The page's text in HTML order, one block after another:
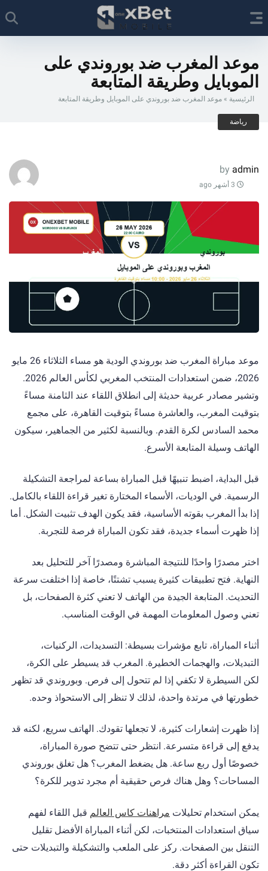
موعد المغرب ضد بوروندي على
الموبايل وطريقة المتابعة
الرئيسية » موعد المغرب ضد بوروندي على الموبايل وطريقة المتابعة
رياضة
by admin
موعد مباراة المغرب ضد بوروندي الودية هو مساء الثلاثاء 26 مايو
2026، ضمن استعدادات المنتخب المغربي لكأس العالم 2026.
وتشير مصادر عربية حديثة إلى انطلاق اللقاء عند الثامنة مساءً
بتوقيت المغرب، والعاشرة مساءً بتوقيت القاهرة، على مجمع
محمد السادس لكرة القدم. وبالنسبة لكثير من الجماهير، سيكون
الهاتف وسيلة المتابعة الأسرع.
قبل البداية، اضبط تنبيهًا قبل المباراة بساعة لمراجعة التشكيلة
الرسمية. في الوديات، الأسماء المختارة تغير قراءة اللقاء بالكامل.
إذا بدأ المغرب بقوته الأساسية، فقد يكون الهدف تثبيت الشكل. أما
إذا ظهرت أسماء جديدة، فقد تكون المباراة فرصة للتجربة.
اختر مصدرًا واحدًا للنتيجة المباشرة ومصدرًا آخر للتحليل بعد
النهاية. فتح تطبيقات كثيرة يسبب تشتتًا، خاصة إذا اختلفت سرعة
التحديث. المتابعة الجيدة من الهاتف لا تعني كثرة الصفحات، بل
تعني وصول المعلومات المهمة في الوقت المناسب.
أثناء المباراة، تابع مؤشرات بسيطة: التسديدات، الركنيات،
التبديلات، والهجمات الخطيرة. المغرب قد يسيطر على الكرة،
لكن السيطرة لا تكفي إذا لم تتحول إلى فرص. وبوروندي قد تظهر
خطورتها في مرتدة واحدة، لذلك لا تنظر إلى الاستحواذ وحده.
إذا ظهرت إشعارات كثيرة، لا تجعلها تقودك. الهاتف سريع، لكنه قد
يدفع إلى قراءة متسرعة. انتظر حتى تتضح صورة المباراة،
خصوصًا أول ربع ساعة. هل يضغط المغرب؟ هل تغلق بوروندي
المساحات؟ وهل هناك فرص حقيقية أم مجرد تدوير للكرة؟
يمكن استخدام تحليلات مراهنات كاس العالم قبل اللقاء لفهم
سياق استعدادات المنتخبات، لكن أثناء المباراة الأفضل تقليل
التنقل بين الصفحات. ركز على الملعب والتشكيلة والتبديلات حتى
تكون القراءة أكثر دقة.